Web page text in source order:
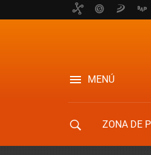
MENÚ
ZONA DE